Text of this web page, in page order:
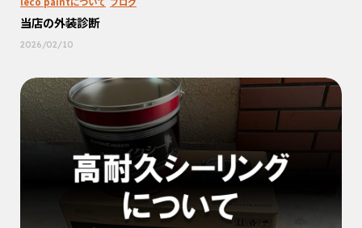
当店の外装診断
2026/02/10